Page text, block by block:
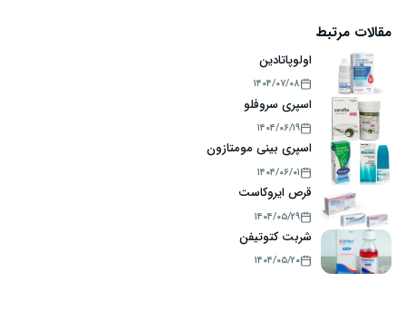
مقالات مرتبط
اولوپاتادین
۱۴۰۴/۰۷/۰۸
اسپری سروفلو
۱۴۰۴/۰۶/۱۹
اسپری بینی مومتازون
۱۴۰۴/۰۶/۰۱
قرص ایروکاست
۱۴۰۴/۰۵/۲۹
شربت کتوتیفن
۱۴۰۴/۰۵/۲۰